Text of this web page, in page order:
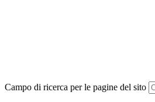
Campo di ricerca per le pagine del sito